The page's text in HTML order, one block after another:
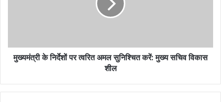
मुख्यमंत्री के निर्देशों पर त्वरित अमल सुनिश्चित करें: मुख्य सचिव विकास
शील